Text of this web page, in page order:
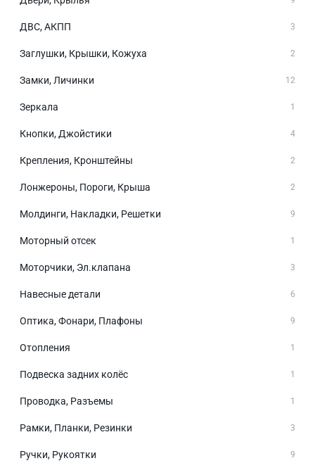
ДВС, АКПП 3
Заглушки, Крышки, Кожуха 2
Замки, Личинки 12
Зеркала 1
Кнопки, Джойстики 4
Крепления, Кронштейны 2
Лонжероны, Пороги, Крыша 2
Молдинги, Накладки, Решетки 9
Моторный отсек 1
Моторчики, Эл.клапана 3
Навесные детали 6
Оптика, Фонари, Плафоны 9
Отопления 1
Подвеска задних колёс 1
Проводка, Разъемы 1
Рамки, Планки, Резинки 3
Ручки, Рукоятки 9